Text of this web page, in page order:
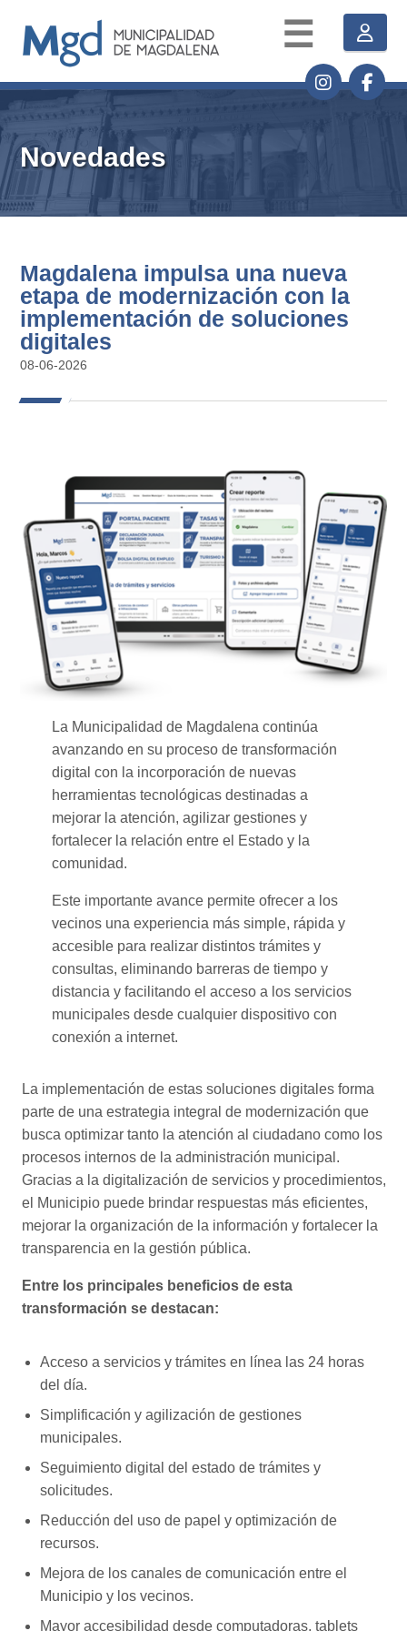
☰
Novedades
Magdalena impulsa una nueva
etapa de modernización con la
implementación de soluciones
digitales
08-06-2026
La Municipalidad de Magdalena continúa
avanzando en su proceso de transformación
digital con la incorporación de nuevas
herramientas tecnológicas destinadas a
mejorar la atención, agilizar gestiones y
fortalecer la relación entre el Estado y la
comunidad.
Este importante avance permite ofrecer a los
vecinos una experiencia más simple, rápida y
accesible para realizar distintos trámites y
consultas, eliminando barreras de tiempo y
distancia y facilitando el acceso a los servicios
municipales desde cualquier dispositivo con
conexión a internet.
La implementación de estas soluciones digitales forma
parte de una estrategia integral de modernización que
busca optimizar tanto la atención al ciudadano como los
procesos internos de la administración municipal.
Gracias a la digitalización de servicios y procedimientos,
el Municipio puede brindar respuestas más eficientes,
mejorar la organización de la información y fortalecer la
transparencia en la gestión pública.
Entre los principales beneficios de esta
transformación se destacan:
Acceso a servicios y trámites en línea las 24 horas
del día.
Simplificación y agilización de gestiones
municipales.
Seguimiento digital del estado de trámites y
solicitudes.
Reducción del uso de papel y optimización de
recursos.
Mejora de los canales de comunicación entre el
Municipio y los vecinos.
Mayor accesibilidad desde computadoras, tablets